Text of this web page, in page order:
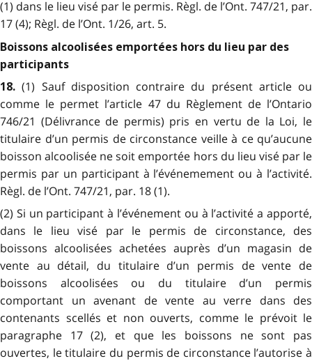
(1) dans le lieu visé par le permis. Règl. de l’Ont. 747/21, par.
17 (4); Règl. de l’Ont. 1/26, art. 5.
Boissons alcoolisées emportées hors du lieu par des
participants
18.(1) Sauf disposition contraire du présent article ou
comme le permet l’article 47 du Règlement de l’Ontario
746/21 (Délivrance de permis) pris en vertu de la Loi, le
titulaire d’un permis de circonstance veille à ce qu’aucune
boisson alcoolisée ne soit emportée hors du lieu visé par le
permis par un participant à l’événemement ou à l’activité.
Règl. de l’Ont. 747/21, par. 18 (1).
(2) Si un participant à l’événement ou à l’activité a apporté,
dans le lieu visé par le permis de circonstance, des
boissons alcoolisées achetées auprès d’un magasin de
vente au détail, du titulaire d’un permis de vente de
boissons alcoolisées ou du titulaire d’un permis
comportant un avenant de vente au verre dans des
contenants scellés et non ouverts, comme le prévoit le
paragraphe 17 (2), et que les boissons ne sont pas
ouvertes, le titulaire du permis de circonstance l’autorise à